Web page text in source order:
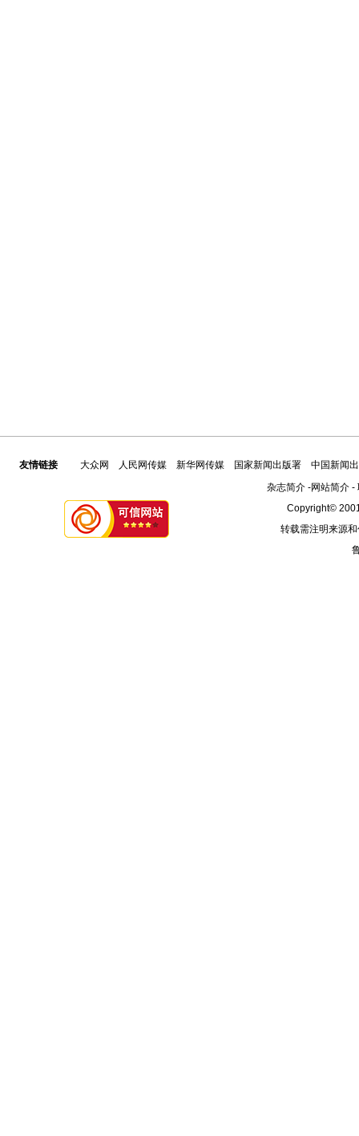
友情链接 大众网 人民网传媒 新华网传媒 国家新闻出版署
中国新闻
杂志简介-网站简介-
Copyright©
转载需注明来源